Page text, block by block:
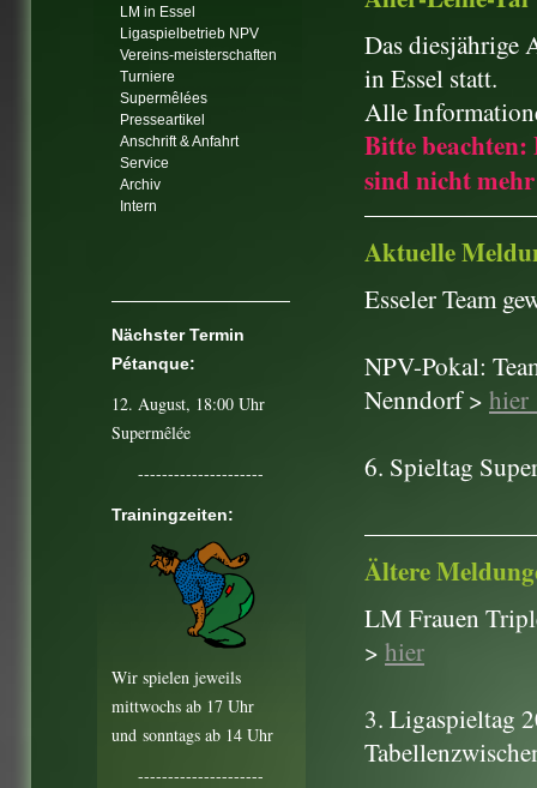
Das diesjährige
in Essel statt.
Alle
Bitte
sind nicht
Aktuelle
Esseler Team
NPV-Pokal:
Nenndorf > hier
6. Spieltag
Ältere
LM Frauen
> hier
3. Ligaspieltag
LM in Essel
Ligaspielbetrieb NPV
Vereins-meisterschaften
Turniere
Supermêlées
Presseartikel
Anschrift & Anfahrt
Service
Archiv
Intern
Nächster Termin
Pétanque:
12. August, 18:00 Uhr
Supermêlée
---------------------
Trainingzeiten:
Wir spielen jeweils
mittwochs ab 17 Uhr
und sonntags ab 14 Uhr
---------------------